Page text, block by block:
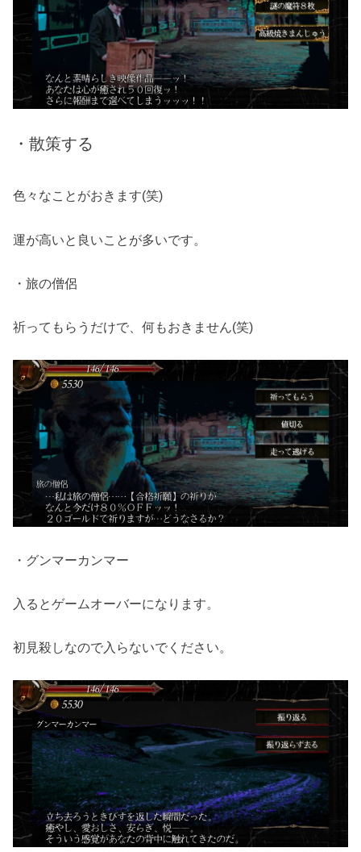
・散策する
色々なことがおきます(笑)
運が高いと良いことが多いです。
・旅の僧侶
祈ってもらうだけで、何もおきません(笑)
・グンマーカンマー
入るとゲームオーバーになります。
初見殺しなので入らないでください。